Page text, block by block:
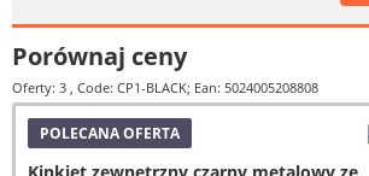
Porównaj ceny
Oferty: 3 , Code: CP1-BLACK; Ean: 5024005208808
POLECANA OFERTA